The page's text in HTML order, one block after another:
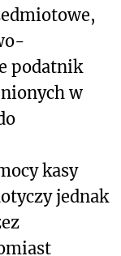
podatnik
w
kasy
jednak